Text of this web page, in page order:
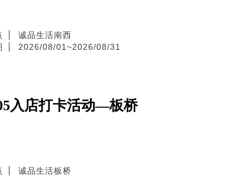
诚品生活南西
2026/08/01~2026/08/31
入店打卡活动—板桥
诚品生活板桥